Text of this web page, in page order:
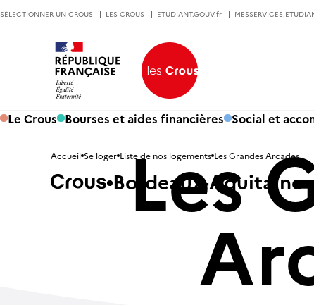
SÉLECTIONNER UN CROUS LES CROUS ETUDIANT.GOUV.fr
Le Crous Bourses et aides financières Social et
Accueil Se loger Liste de nos logements Les Grandes Arcades
Bordeaux-Aquitaine
Les